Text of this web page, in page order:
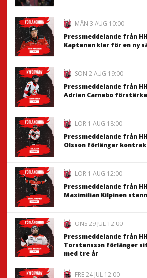
MÅN 3 AUG 10:00
Pressmeddelande från
Kaptenen klar för en ny
SÖN 2 AUG 19:00
Pressmeddelande från
Adrian Carnebo
LÖR 1 AUG 18:00
Pressmeddelande från
Olsson förlänger
LÖR 1 AUG 12:00
Pressmeddelande från
Maximilian Kilpinen
ONS 29 JUL 12:00
Pressmeddelande från
Torstensson förlänger
med tre år
FRE 24 JUL 12:00